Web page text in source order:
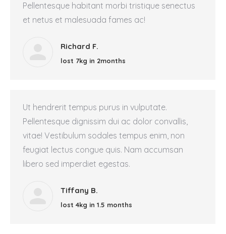
Pellentesque habitant morbi tristique senectus
et netus et malesuada fames ac!
Richard F.
lost 7kg in 2months
Ut hendrerit tempus purus in vulputate.
Pellentesque dignissim dui ac dolor convallis,
vitae! Vestibulum sodales tempus enim, non
feugiat lectus congue quis. Nam accumsan
libero sed imperdiet egestas.
Tiffany B.
lost 4kg in 1.5 months